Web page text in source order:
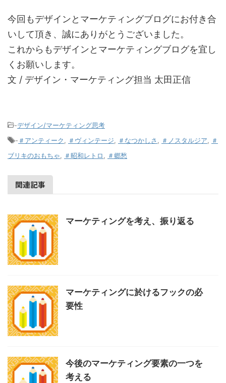
今回もデザインとマーケティングブログにお付き合
いして頂き、誠にありがとうございました。
これからもデザインとマーケティングブログを宜し
くお願いします。
文 / デザイン・マーケティング担当 太田正信
-デザイン/マーケティング思考
- ＃アンティーク ＃ヴィンテージ ＃なつかしさ ＃ノスタルジア
＃
ブリキのおもちゃ
＃昭和レトロ ＃郷愁
関連記事
マーケティングを考え、振り返る
マーケティングに於けるフックの必
要性
今後のマーケティング要素の一つを
考える